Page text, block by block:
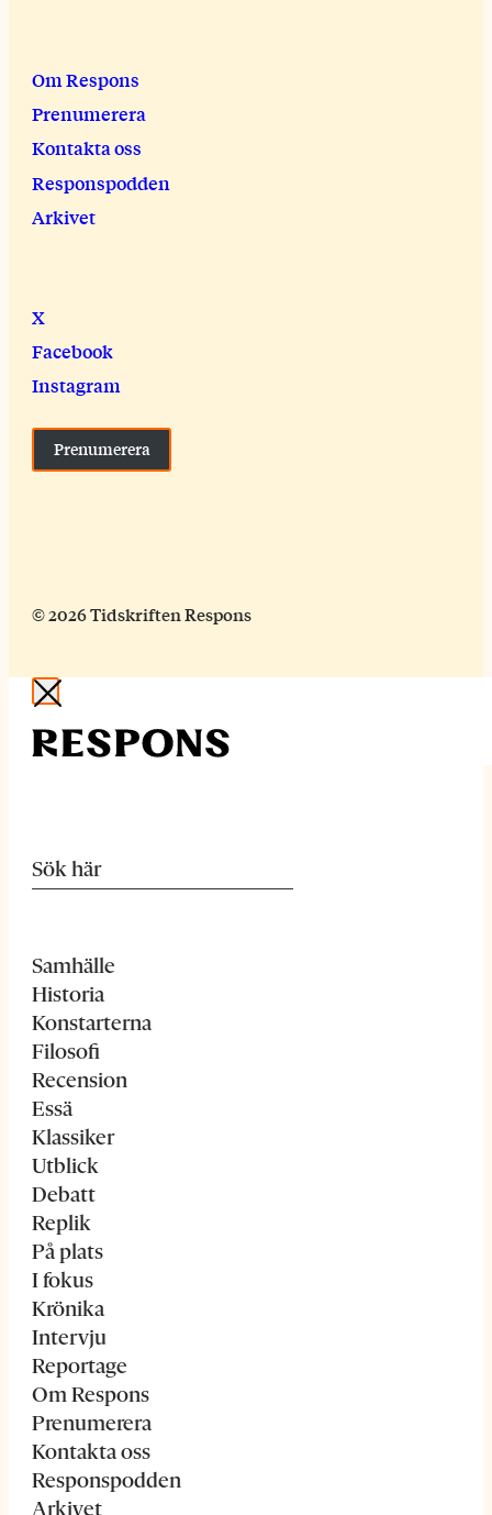
Om Respons
Prenumerera
Kontakta oss
Responspodden
Arkivet
X
Facebook
Instagram
Prenumerera
© 2026 Tidskriften Respons
Samhälle
Historia
Konstarterna
Filosofi
Recension
Essä
Klassiker
Utblick
Debatt
Replik
På plats
I fokus
Krönika
Intervju
Reportage
Om Respons
Prenumerera
Kontakta oss
Responspodden
Arkivet